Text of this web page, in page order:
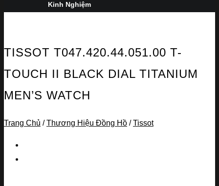
Kinh Nghiệm
TISSOT T047.420.44.051.00 T-
TOUCH II BLACK DIAL TITANIUM
MEN’S WATCH
Trang Chủ / Thương Hiệu Đồng Hồ / Tissot